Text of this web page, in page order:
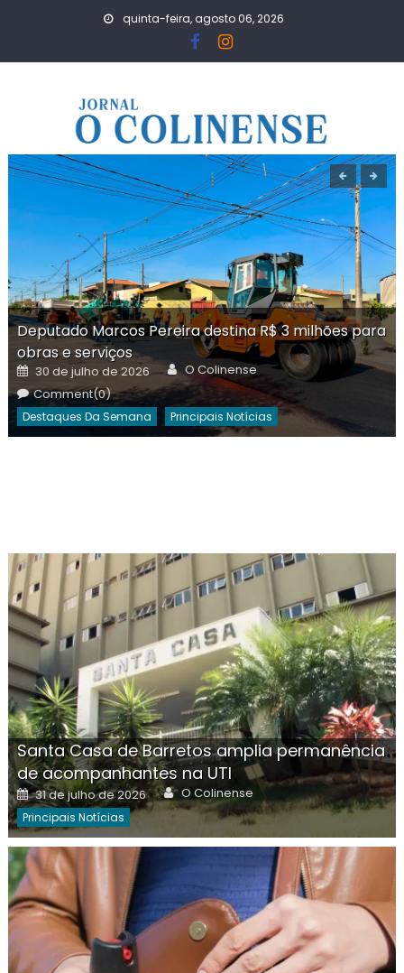
quinta-feira, agosto 06, 2026
Deputado Marcos Pereira destina R$ 3 milhões para
obras e serviços
Posted
on
30 de julho de 2026 Author
O Colinense
Comment(0)
Destaques Da Semana Principais Notícias
Santa Casa de Barretos amplia permanência
de acompanhantes na UTI
Posted
on
31 de julho de 2026 Author
O Colinense
Principais Notícias